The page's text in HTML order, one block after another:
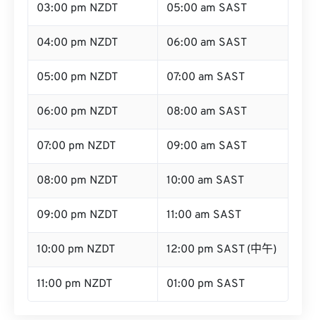
03:00 pm NZDT 05:00 am SAST
04:00 pm NZDT 06:00 am SAST
05:00 pm NZDT 07:00 am SAST
06:00 pm NZDT 08:00 am SAST
07:00 pm NZDT 09:00 am SAST
08:00 pm NZDT 10:00 am SAST
09:00 pm NZDT 11:00 am SAST
10:00 pm NZDT 12:00 pm SAST (中午)
11:00 pm NZDT 01:00 pm SAST